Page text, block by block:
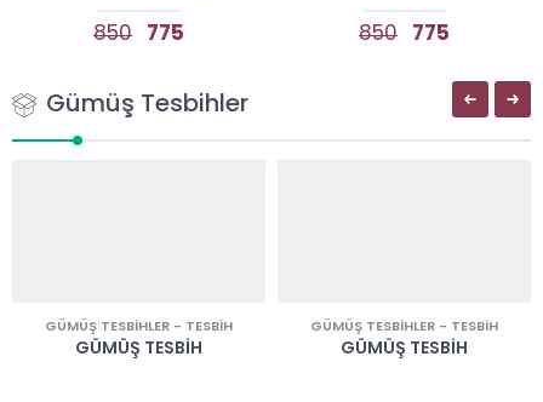
850 775 850 775
Gümüş Tesbihler
GÜMÜŞ TESBIHLER - TESBIH
GÜMÜŞ TESBIH
GÜMÜŞ TESBIHLER - TESBIH
GÜMÜŞ TESBIH